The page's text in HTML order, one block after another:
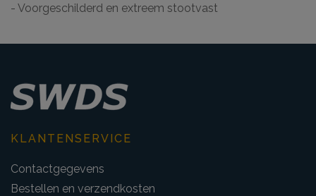
- Voorgeschilderd en extreem stootvast
KLANTENSERVICE
Contactgegevens
Bestellen en verzendkosten